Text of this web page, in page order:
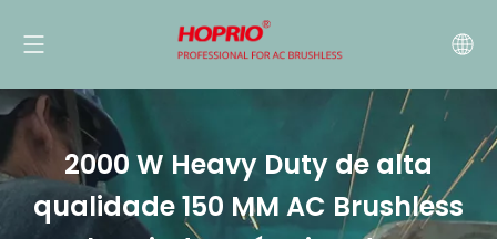
2000 W Heavy Duty de alta
qualidade 150 MM AC Brushless